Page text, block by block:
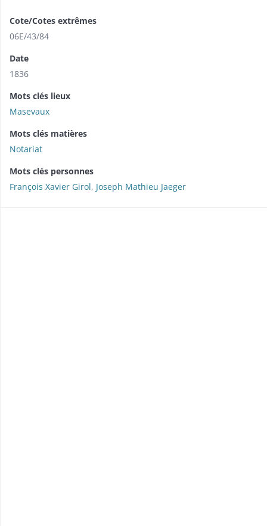
Cote/Cotes extrêmes
06E/43/84
Date
1836
Mots clés lieux
Masevaux
Mots clés matières
Notariat
Mots clés personnes
François Xavier Girol, Joseph Mathieu Jaeger